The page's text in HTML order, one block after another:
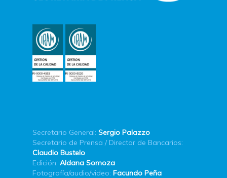
Secretario General: Sergio Palazzo
Secretario de Prensa / Director de Bancarios:
Claudio Bustelo
Edición: Aldana Somoza
Fotografía/audio/video: Facundo Peña